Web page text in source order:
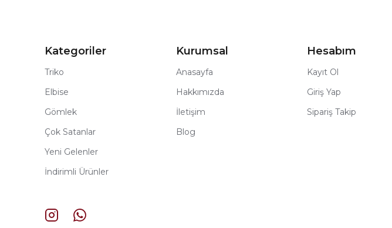
Kategoriler
Triko
Elbise
Gömlek
Çok Satanlar
Yeni Gelenler
İndirimli Ürünler
Kurumsal
Anasayfa
Hakkımızda
İletişim
Blog
Hesabım
Kayıt Ol
Giriş Yap
Sipariş Takip